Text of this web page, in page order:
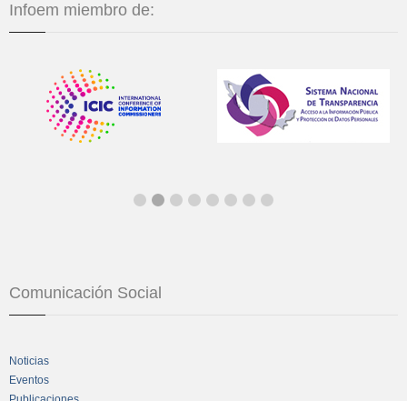
Infoem miembro de:
Comunicación Social
Noticias
Eventos